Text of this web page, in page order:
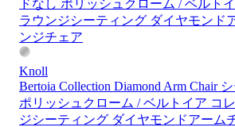
Knoll
Bertoia Collection Diamond Arm Chair
ポリッシュクローム / ベルトイア コ
ジシーティング ダイヤモンドアーム